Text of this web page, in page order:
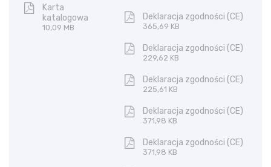
Karta
katalogowa
10,09 MB
Deklaracja zgodności (CE)
365,69 KB
Deklaracja zgodności (CE)
229,62 KB
Deklaracja zgodności (CE)
225,61 KB
Deklaracja zgodności (CE)
371,98 KB
Deklaracja zgodności (CE)
371,98 KB